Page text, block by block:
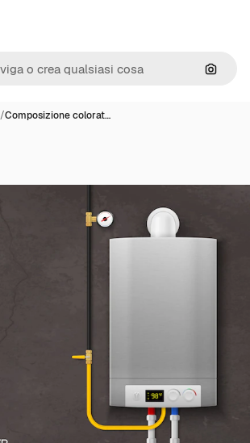
Cerca
/Composizione colorat…